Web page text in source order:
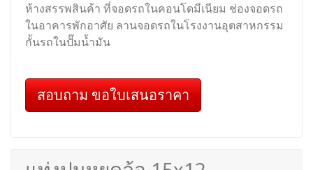
ห้างสรรพสินค้า ที่จอดรถในคอนโดมีเนียม ช่องจอดรถ
ในอาคารพักอาศัย ลานจอดรถในโรงงานอุตสาหกรรม
กั้นรถในปั๊มน้ำมัน
สอบถาม ขอใบเสนอราคา